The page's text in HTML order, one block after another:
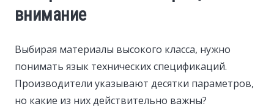
внимание
Выбирая материалы высокого класса, нужно
понимать язык технических спецификаций.
Производители указывают десятки параметров,
но какие из них действительно важны?